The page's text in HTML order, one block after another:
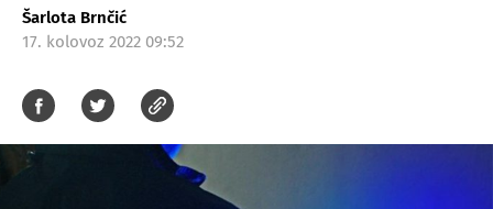
Šarlota Brnčić
17. kolovoz 2022 09:52